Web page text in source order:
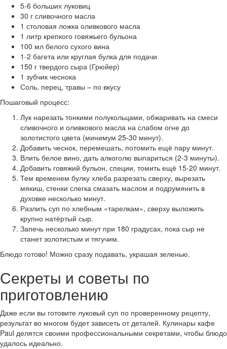
5-6 больших луковиц
30 г сливочного масла
1 столовая ложка оливкового масла
1 литр крепкого говяжьего бульона
100 мл белого сухого вина
1-2 багета или круглая булка для подачи
150 г твердого сыра (Грюйер)
1 зубчик чеснока
Соль, перец, травы – по вкусу
Пошаговый процесс:
Лук нарезать тонкими полукольцами, обжаривать на смеси
сливочного и оливкового масла на слабом огне до
золотистого цвета (минимум 25-30 минут).
Добавить чеснок, перемешать, потомить ещё пару минут.
Влить белое вино, дать алкоголю выпариться (2-3 минуты).
Добавить говяжий бульон, специи, томить ещё 15-20 минут.
Тем временем булку хлеба разрезать сверху, вырезать
мякиш, стенки слегка смазать маслом и подрумянить в
духовке несколько минут.
Разлить суп по хлебным «тарелкам», сверху выложить
крупно натёртый сыр.
Запечь несколько минут при 180 градусах, пока сыр не
станет золотистым и тягучим.
Блюдо готово! Можно сразу подавать, украшая зеленью.
Секреты и советы по
приготовлению
Даже если вы готовите луковый суп по проверенному рецепту,
результат во многом будет зависеть от деталей. Кулинары кафе
Paul делятся своими профессиональными секретами, чтобы блюдо
удалось идеально.